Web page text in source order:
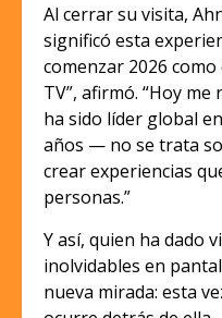
Al cerrar su visita,
significó esta
comenzar 2026
TV”, afirmó. “Hoy
ha sido líder global
años — no se trata
crear experiencias
personas.”
Y así, quien ha dado
inolvidables en
nueva mirada: esta